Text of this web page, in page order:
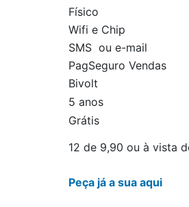
Físico
Wifi e Chip
SMS ou e-mail
PagSeguro Vendas
Bivolt
5 anos
Grátis
12 de 9,90 ou à vista
Peça já a sua aqui